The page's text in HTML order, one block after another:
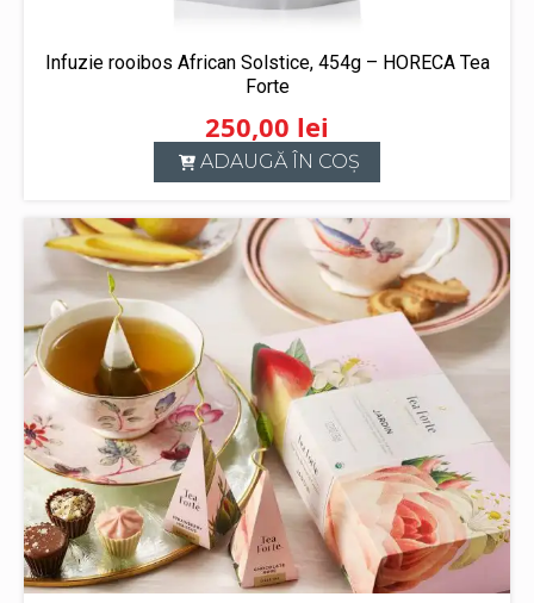
Infuzie rooibos African Solstice, 454g – HORECA Tea
Forte
250,00 lei
ADAUGĂ ÎN COȘ